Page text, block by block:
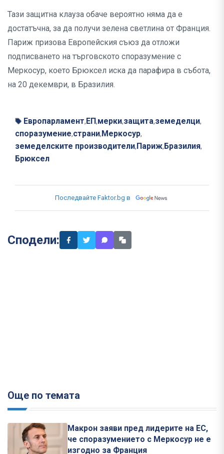
Тази защитна клауза обаче вероятно няма да е
достатъчна, за да получи зелена светлина от Франция.
Париж призова Европейския съюз да отложи
подписването на търговското споразумение с
Меркосур, което Брюксел иска да парафира в събота,
на 20 декември, в Бразилия.
Европарламент, ЕП,мерки,защита,земеделци,
споразумение,страни, Меркосур,
земеделските производители, Париж, Бразилия,
Брюксел
Последвайте Faktor.bg в
Сподели:
Още по темата
Макрон заяви пред лидерите на ЕС,
че споразумението с Меркосур не е
изгодно за Франция